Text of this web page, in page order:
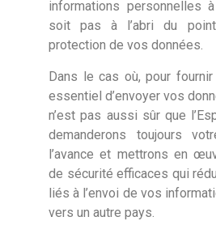
informations personnelles
soit pas à l’abri du
protection de vos données.
Dans le cas où, pour
essentiel d’envoyer vos
n’est pas aussi sûr que
demanderons toujours
l’avance et mettrons en
de sécurité efficaces qui
liés à l’envoi de vos
vers un autre pays.